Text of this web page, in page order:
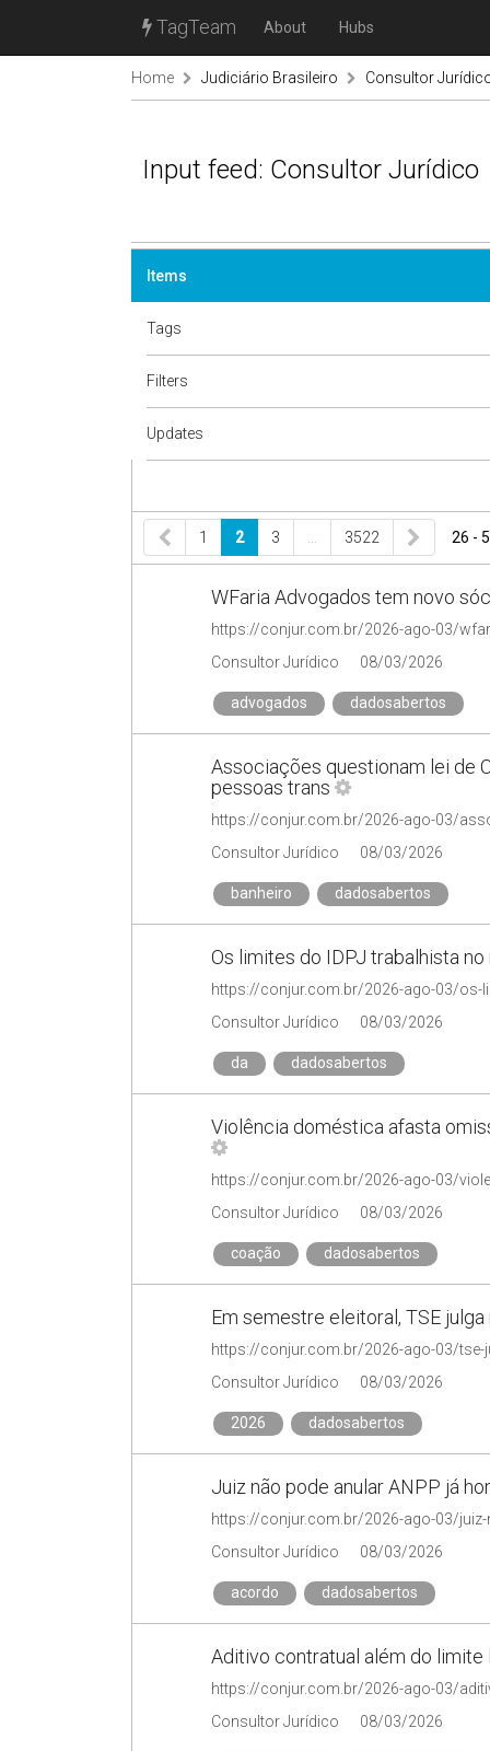
TagTeam About Hubs
Home Judiciário Brasileiro Consultor
Input feed: Consultor Jurídico
Items
Tags
Filters
Updates
1 2 3 3522 26 -
WFaria Advogados tem novo
Consultor Jurídico 08/03/2026
advogados dadosabertos
Associações questionam lei de
pessoas trans
Consultor Jurídico 08/03/2026
banheiro dadosabertos
Os limites do IDPJ trabalhista
Consultor Jurídico 08/03/2026
da dadosabertos
Violência doméstica afasta
Consultor Jurídico 08/03/2026
coação dadosabertos
Em semestre eleitoral, TSE
Consultor Jurídico 08/03/2026
2026 dadosabertos
Juiz não pode anular ANPP já
Consultor Jurídico 08/03/2026
acordo dadosabertos
Aditivo contratual além do
Consultor Jurídico 08/03/2026